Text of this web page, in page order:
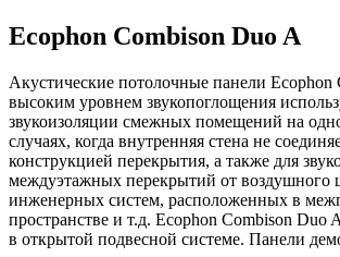
Ecophon Combison Duo A
Акустические потолочные панели Ecophon
высоким уровнем звукопоглощения
звукоизоляции смежных помещений на
случаях, когда внутренняя стена не
конструкцией перекрытия, а также для
междуэтажных перекрытий от воздушного
инженерных систем, расположенных в
пространстве и т.д. Ecophon Combison Duo
в открытой подвесной системе. Панели